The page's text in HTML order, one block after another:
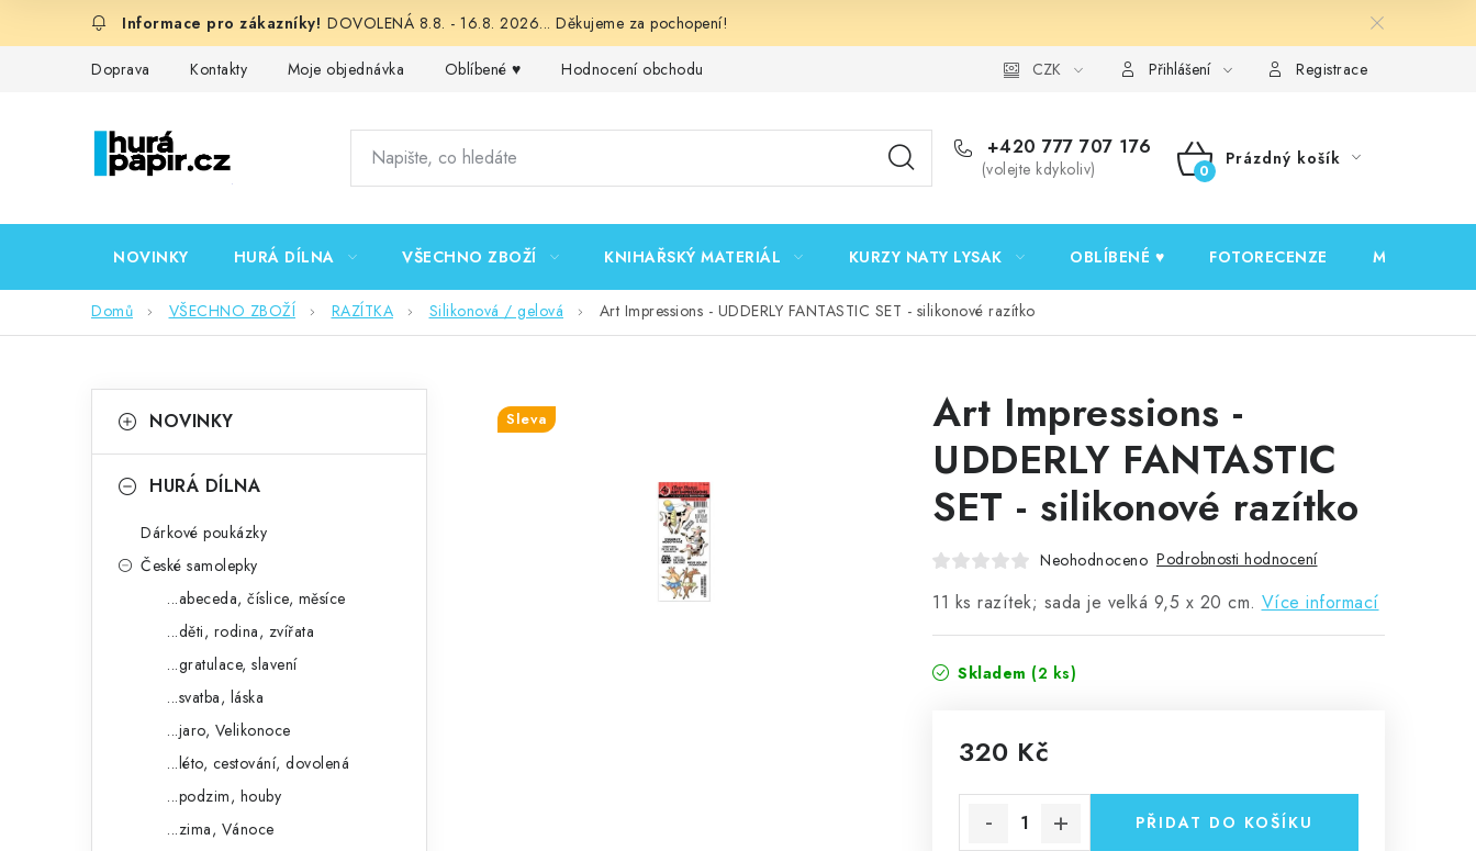
DOVOLENÁ 8.8. - 16.8. 2026... Děkujeme za pochopení!
Doprava Kontakty Moje objednávka Oblíbené ♥️ Hodnocení obchodu Podmínky ochrany osobních údajů Ověřování recenzí
CZK Přihlášení Registrace
+420 777 707 176
(volejte kdykoliv)
NÁKUPNÍ
Prázdný košík
NOVINKY HURÁ DÍLNA VŠECHNO ZBOŽÍ KNIHAŘSKÝ MATERIÁL KURZY NATY LYSAK OBLÍBENÉ ♥️ FOTORECENZE MOJE
Domů VŠECHNO ZBOŽÍ RAZÍTKA Silikonová / gelová Art Impressions - UDDERLY FANTASTIC SET - silikonové razítko
okategorie
a
NOVINKY
HURÁ DÍLNA
Dárkové poukázky
České samolepky
...abeceda, číslice, měsíce
...děti, rodina, zvířata
...gratulace, slavení
...svatba, láska
...jaro, Velikonoce
...léto, cestování, dovolená
...podzim, houby
...zima, Vánoce
Art Impressions -
UDDERLY FANTASTIC
SET - silikonové razítko
Neohodnoceno Podrobnosti hodnocení
11 ks razítek; sada je velká 9,5 x 20 cm. Více informací
Skladem (2 ks)
320 Kč
PŘIDAT DO KOŠÍKU
Sleva